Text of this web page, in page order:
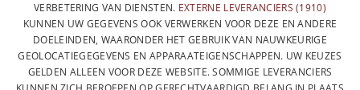
VERBETERING VAN DIENSTEN. EXTERNE LEVERANCIERS (1910)
KUNNEN UW GEGEVENS OOK VERWERKEN VOOR DEZE EN ANDERE
DOELEINDEN, WAARONDER HET GEBRUIK VAN NAUWKEURIGE
GEOLOCATIEGEGEVENS EN APPARAATEIGENSCHAPPEN. UW KEUZES
GELDEN ALLEEN VOOR DEZE WEBSITE. SOMMIGE LEVERANCIERS